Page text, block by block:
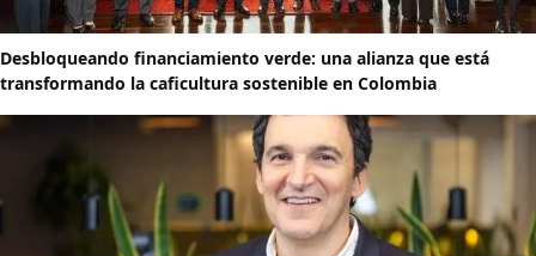
Desbloqueando financiamiento verde: una alianza que está
transformando la caficultura sostenible en Colombia